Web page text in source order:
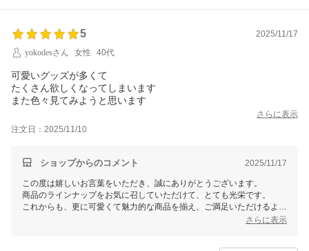
ます。
今後ともどうぞよろしくお願いいたします。
5
2025/11/17
yokodesさん
女性 40代
可愛いグッズが多くて
たくさん欲しくなってしまいます
また色々見てみようと思います
さらに表示
注文日：2025/11/10
ショップからのコメント 2025/11/17
この度は嬉しいお言葉をいただき、誠にありがとうございます。
商品のラインナップをお気に召していただけて、とても光栄です。
これからも、更に可愛くて魅力的な商品を揃え、ご満足いただけるよう
努めてまいります。ぜひまたお時間のある際に、色々とご覧になってみ
さらに表示